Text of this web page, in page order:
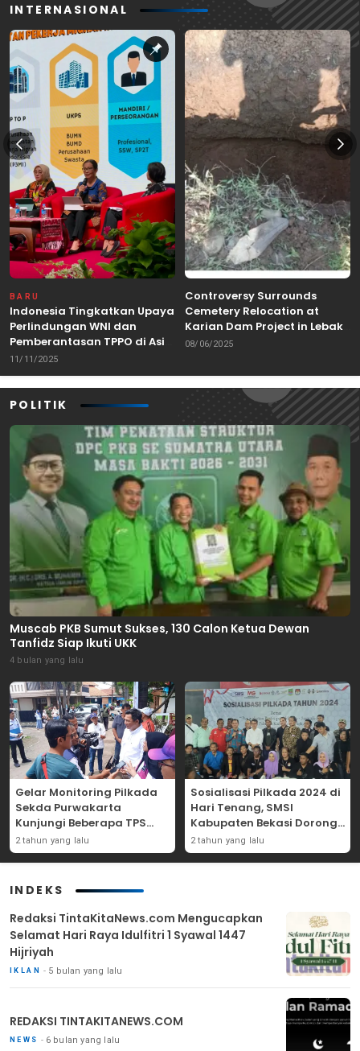
INTERNASIONAL
BARU
Indonesia Tingkatkan Upaya
Perlindungan WNI dan
Pemberantasan TPPO di Asia
Tenggara
11/11/2025
Controversy Surrounds
Cemetery Relocation at
Karian Dam Project in Lebak,
Banten
08/06/2025
POLITIK
Muscab PKB Sumut Sukses, 130 Calon Ketua Dewan
Tanfidz Siap Ikuti UKK
4 bulan yang lalu
Gelar Monitoring Pilkada
Sekda Purwakarta
Kunjungi Beberapa TPS
Yang Ada Di Purwakarta
2 tahun yang lalu
Sosialisasi Pilkada 2024 di
Hari Tenang, SMSI
Kabupaten Bekasi Dorong
Angka Partisipasi
Masyarakat
2 tahun yang lalu
INDEKS
Redaksi TintaKitaNews.com Mengucapkan
Selamat Hari Raya Idulfitri 1 Syawal 1447
Hijriyah
IKLAN 5 bulan yang lalu
REDAKSI TINTAKITANEWS.COM
NEWS 6 bulan yang lalu